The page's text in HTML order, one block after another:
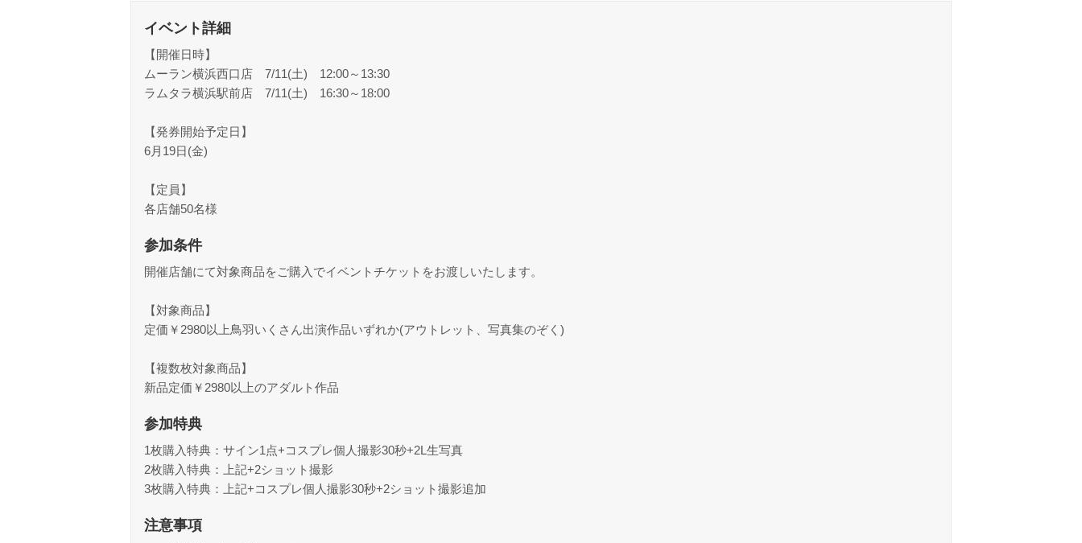
イベント詳細
【開催日時】
ムーラン横浜西口店 7/11(土) 12:00～13:30
ラムタラ横浜駅前店 7/11(土) 16:30～18:00
【発券開始予定日】
6月19日(金)
【定員】
各店舗50名様
参加条件
開催店舗にて対象商品をご購入でイベントチケットをお渡しいたします。
【対象商品】
定価￥2980以上鳥羽いくさん出演作品いずれか(アウトレット、写真集のぞく)
【複数枚対象商品】
新品定価￥2980以上のアダルト作品
参加特典
1枚購入特典：サイン1点+コスプレ個人撮影30秒+2L生写真
2枚購入特典：上記+2ショット撮影
3枚購入特典：上記+コスプレ個人撮影30秒+2ショット撮影追加
注意事項